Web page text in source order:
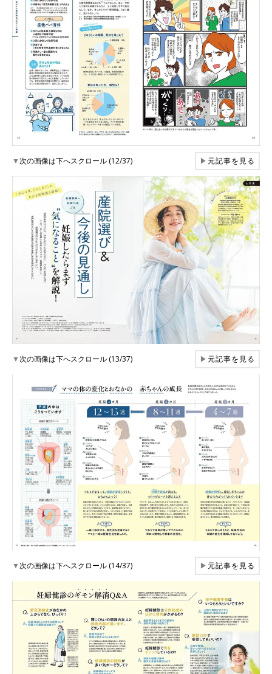
▼次の画像は下へスクロール (12/37) ▶元記事を見る
▼次の画像は下へスクロール (13/37) ▶元記事を見る
▼次の画像は下へスクロール (14/37) ▶元記事を見る